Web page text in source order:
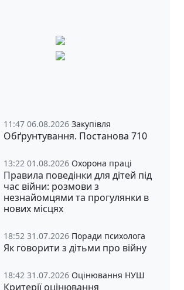
11:47 06.08.2026 Закупівля
Обґрунтування. Постанова 710
13:22 01.08.2026 Охорона праці
Правила поведінки для дітей під
час війни: розмови з
незнайомцями та прогулянки в
нових місцях
18:52 31.07.2026 Поради психолога
Як говорити з дітьми про війну
18:42 31.07.2026 Оцінювання НУШ
Критерії оцінювання